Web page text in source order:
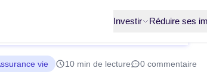
Investir Réduire ses
vie 10 min de lecture 0 commentaire